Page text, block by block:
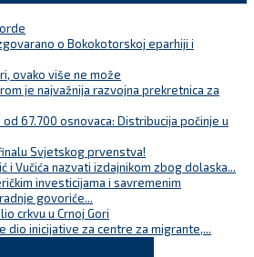
o Bokokotorskoj eparhiji i
ovako više ne može
je najvažnija razvojna prekretnica za
67.700 osnovaca: Distribucija počinje u
Svjetskog prvenstva!
i Vučića nazvati izdajnikom zbog dolaska...
investicijama i savremenim
govoriće...
crkvu u Crnoj Gori
dio inicijative za centre za migrante,...